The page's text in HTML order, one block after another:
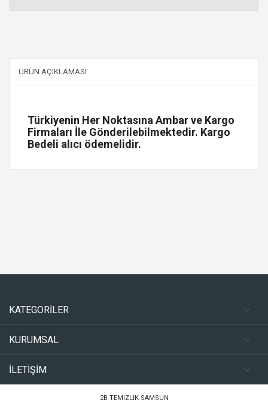
ÜRÜN AÇIKLAMASI
Türkiyenin Her Noktasına Ambar ve Kargo
Firmaları İle Gönderilebilmektedir. Kargo
Bedeli alıcı ödemelidir.
KATEGORİLER
KURUMSAL
İLETİŞİM
2B TEMIZLIK SAMSUN